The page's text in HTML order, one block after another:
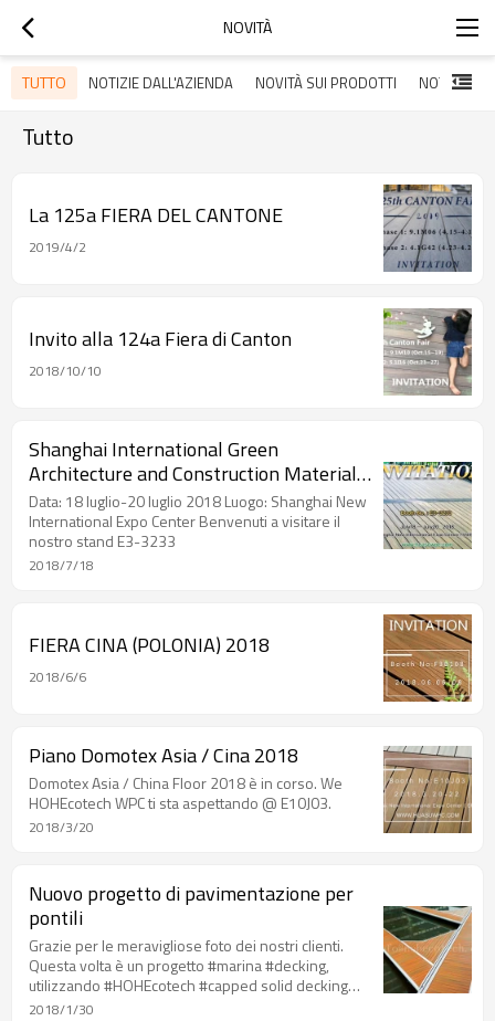
NOVITÀ
TUTTO NOTIZIE DALL'AZIENDA NOVITÀ SUI PRODOTTI NOTIZIE
Tutto
La 125a FIERA DEL CANTONE
2019/4/2
Invito alla 124a Fiera di Canton
2018/10/10
Shanghai International Green
Architecture and Construction Materials
Expo 2018
Data: 18 luglio-20 luglio 2018 Luogo: Shanghai New
International Expo Center Benvenuti a visitare il
nostro stand E3-3233
2018/7/18
FIERA CINA (POLONIA) 2018
2018/6/6
Piano Domotex Asia / Cina 2018
Domotex Asia / China Floor 2018 è in corso. We
HOHEcotech WPC ti sta aspettando @ E10J03.
2018/3/20
Nuovo progetto di pavimentazione per
pontili
Grazie per le meravigliose foto dei nostri clienti.
Questa volta è un progetto #marina #decking,
utilizzando #HOHEcotech #capped solid decking
138S23-D.
2018/1/30